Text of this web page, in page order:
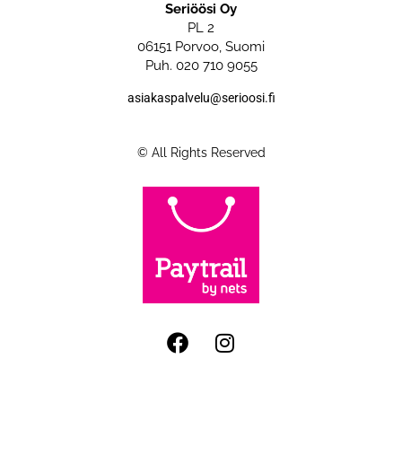
Seriöösi Oy
PL 2
06151 Porvoo, Suomi
Puh. 020 710 9055
asiakaspalvelu@serioosi.fi
© All Rights Reserved